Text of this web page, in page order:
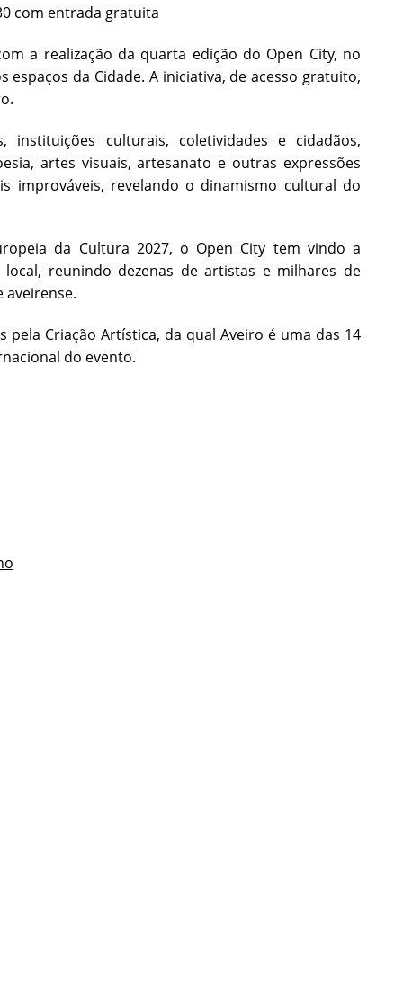
com entrada gratuita
a realização da quarta edição do Open City, no
da Cidade. A iniciativa, de acesso gratuito,
culturais, coletividades e cidadãos,
artes visuais, artesanato e outras expressões
improváveis, revelando o dinamismo cultural do
da Cultura 2027, o Open City tem vindo a
reunindo dezenas de artistas e milhares de
aveirense.
pela Criação Artística, da qual Aveiro é uma das 14
do evento.